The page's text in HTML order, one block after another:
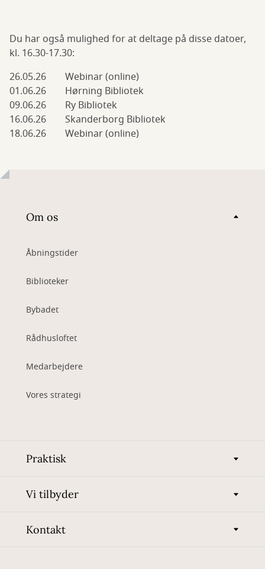
Du har også mulighed for at deltage på disse datoer,
kl. 16.30-17.30:
26.05.26 Webinar (online)
01.06.26 Hørning Bibliotek
09.06.26 Ry Bibliotek
16.06.26 Skanderborg Bibliotek
18.06.26 Webinar (online)
Om os
Åbningstider
Biblioteker
Bybadet
Rådhusloftet
Medarbejdere
Vores strategi
Praktisk
Vi tilbyder
Kontakt